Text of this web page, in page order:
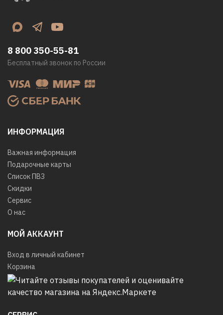
ИНФОРМАЦИЯ
Важная информация
Подарочные карты
Список ПВЗ
Скидки
Сервис
О нас
МОЙ АККАУНТ
Вход в личный кабинет
Корзина
8 800 350-55-81
Бесплатный звонок по России